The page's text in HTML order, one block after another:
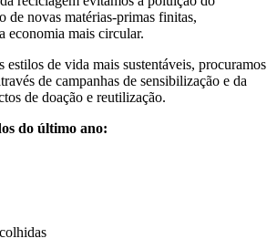
de novas matérias-primas finitas,
economia mais circular.
estilos de vida mais sustentáveis, procuramos
de campanhas de sensibilização e da
de doação e reutilização.
do último ano: